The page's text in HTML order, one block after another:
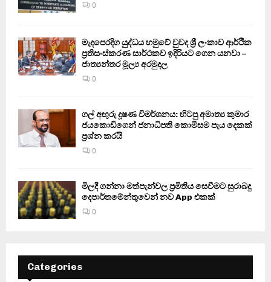
0
මැදපෙරදිග යුද්ධය හමුවේ වුවද ශ්‍රී ලංකාව ආර්ථික
ප්‍රතිසංස්කරණ සාර්ථකව ඉදිරියට ගෙන යනවා –
ජාත්‍යන්තර මූල්‍ය අරමුදල
0
ගල් අඟුරු දූෂණ විමර්ශනය: හිටපු අමාත්‍ය කුමාර
ජයකොඩිගෙන් ජනාධිපති කොමිසම පැය දෙකක්
ප්‍රශ්න කරයි
0
මිලදී ගන්නා මත්පැන්වල ප්‍රමිතිය සෙවීමට සුරාබදු
දෙපාර්තමේන්තුවෙන් නව App එකක්
0
Categories